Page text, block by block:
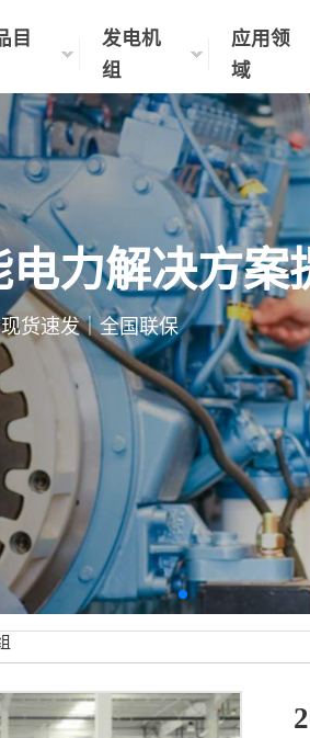
目
发电机
组
应用领
域
力解决方案
货速发｜全国联保